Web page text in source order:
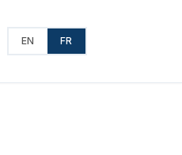
EN FR